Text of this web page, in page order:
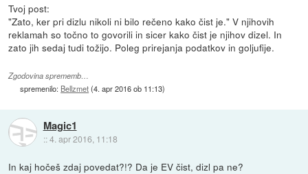
Tvoj post:
"Zato, ker pri dizlu nikoli ni bilo rečeno kako čist je." V njihovih
reklamah so točno to govorili in sicer kako čist je njihov dizel. In
zato jih sedaj tudi tožijo. Poleg prirejanja podatkov in goljufije.
Zgodovina sprememb…
spremenilo: Bellzmet(4. apr 2016 ob 11:13)
Magic1
::4. apr 2016, 11:18
In kaj hočeš zdaj povedat?!? Da je EV čist, dizl pa ne?